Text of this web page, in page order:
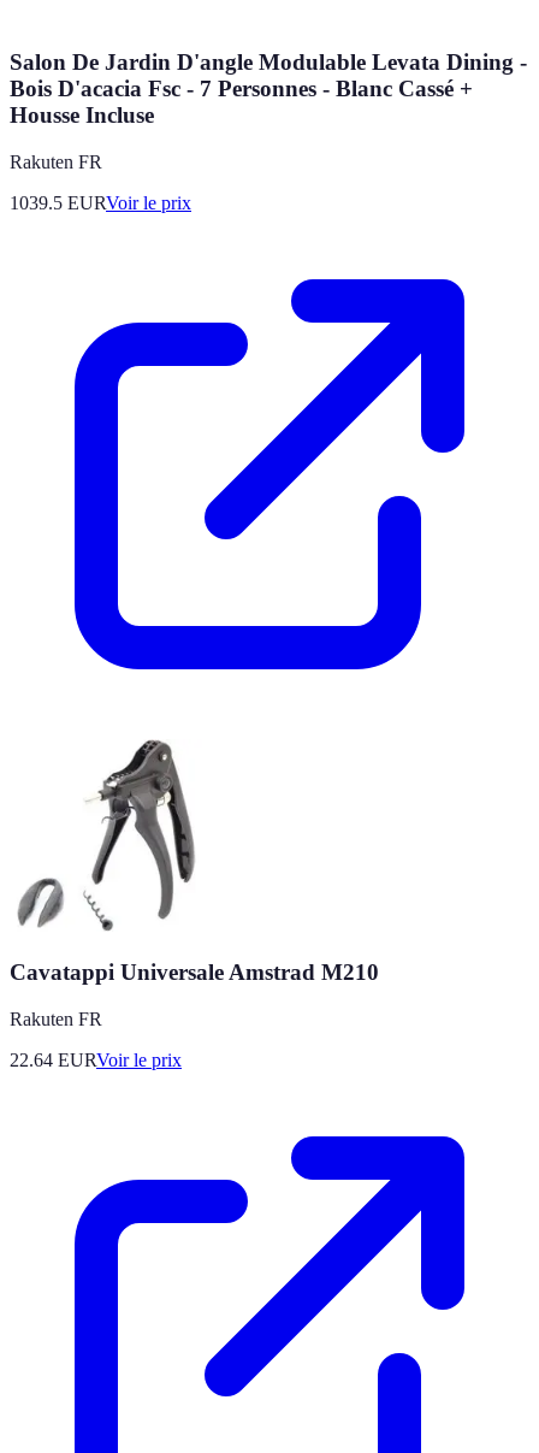
Salon De Jardin D'angle Modulable Levata Dining -
Bois D'acacia Fsc - 7 Personnes - Blanc Cassé +
Housse Incluse
Rakuten FR
1039.5 EURVoir le prix
Cavatappi Universale Amstrad M210
Rakuten FR
22.64 EURVoir le prix